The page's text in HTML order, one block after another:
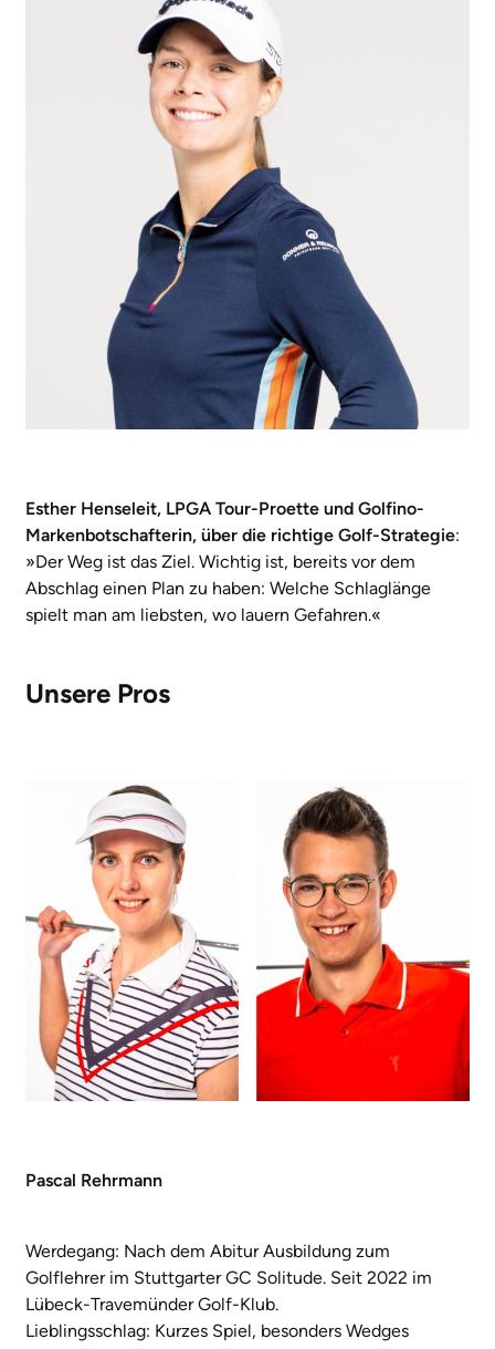
Esther Henseleit, LPGA Tour-Proette und Golfino-
Markenbotschafterin, über die richtige Golf-Strategie:
»Der Weg ist das Ziel. Wichtig ist, bereits vor dem
Abschlag einen Plan zu haben: Welche Schlaglänge
spielt man am liebsten, wo lauern Gefahren.«
Unsere Pros
Pascal Rehrmann
Werdegang: Nach dem Abitur Ausbildung zum
Golflehrer im Stuttgarter GC Solitude. Seit 2022 im
Lübeck-Travemünder Golf-Klub.
Lieblingsschlag: Kurzes Spiel, besonders Wedges